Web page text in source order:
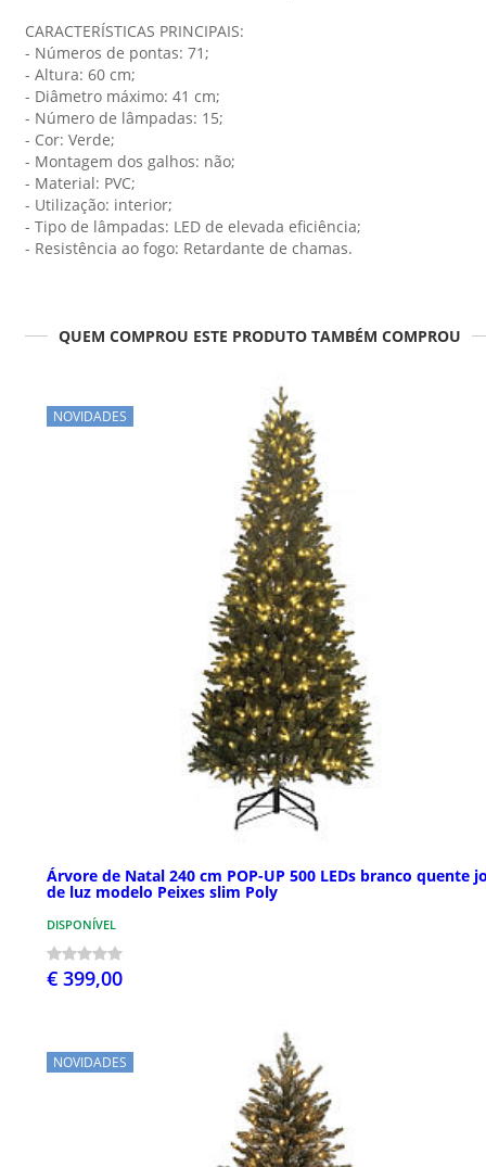
CARACTERÍSTICAS PRINCIPAIS:
- Números de pontas: 71;
- Altura: 60 cm;
- Diâmetro máximo: 41 cm;
- Número de lâmpadas: 15;
- Cor: Verde;
- Montagem dos galhos: não;
- Material: PVC;
- Utilização: interior;
- Tipo de lâmpadas: LED de elevada eficiência;
- Resistência ao fogo: Retardante de chamas.
QUEM COMPROU ESTE PRODUTO TAMBÉM COMPROU
NOVIDADES
Árvore de Natal 240 cm POP-UP 500 LEDs branco quente
de luz modelo Peixes slim Poly
DISPONÍVEL
€ 399,00
NOVIDADES